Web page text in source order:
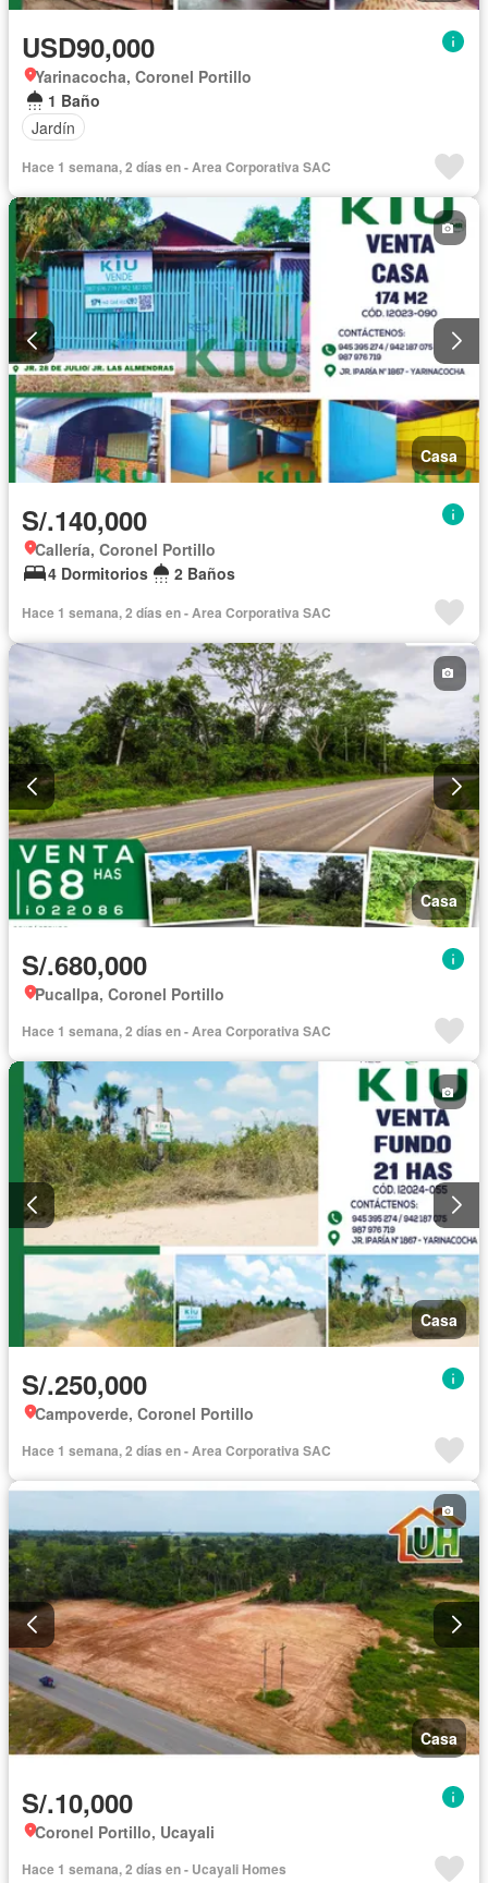
USD90,000
Yarinacocha, Coronel Portillo
1 Baño
Jardín
Hace 1 semana, 2 días en - Area Corporativa SAC
Casa
S/.140,000
Callería, Coronel Portillo
4 Dormitorios
2 Baños
Hace 1 semana, 2 días en - Area Corporativa SAC
Casa
S/.680,000
Pucallpa, Coronel Portillo
Hace 1 semana, 2 días en - Area Corporativa SAC
Casa
S/.250,000
Campoverde, Coronel Portillo
Hace 1 semana, 2 días en - Area Corporativa SAC
Casa
S/.10,000
Coronel Portillo, Ucayali
Hace 1 semana, 2 días en - Ucayali Homes